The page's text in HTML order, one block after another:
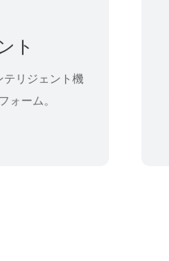
ト
リジェント機
ォーム。